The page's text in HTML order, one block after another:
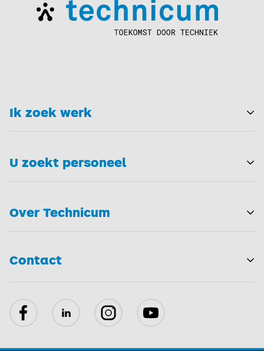
Ik zoek werk
U zoekt personeel
Over Technicum
Contact
FacebookLinkedIn InstagramYouTube